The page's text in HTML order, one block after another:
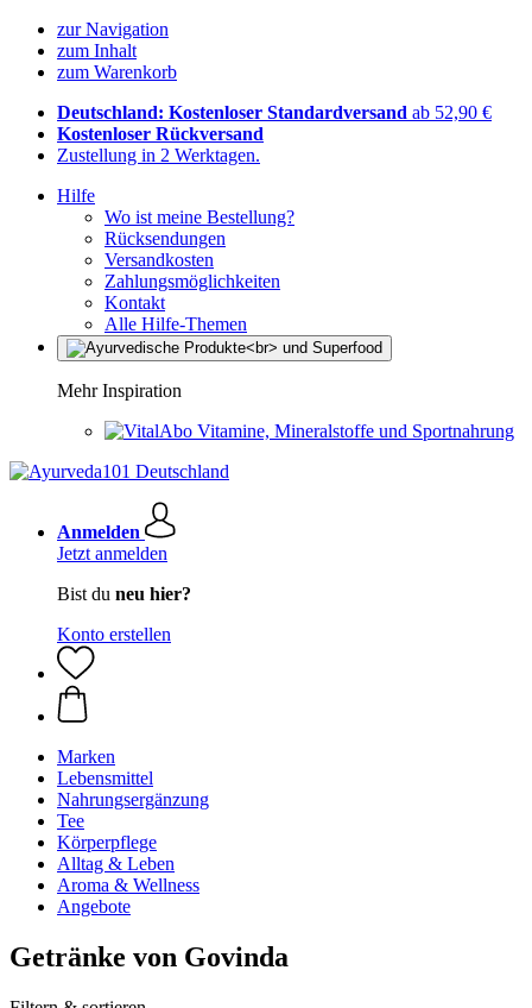
zur Navigation
zum Inhalt
zum Warenkorb
Deutschland: Kostenloser Standardversand ab 52,90 €
Kostenloser Rückversand
Zustellung in 2 Werktagen.
Hilfe
Wo ist meine Bestellung?
Rücksendungen
Versandkosten
Zahlungsmöglichkeiten
Kontakt
Alle Hilfe-Themen
Mehr Inspiration
Vitamine, Mineralstoffe und Sportnahrung
Anmelden
Jetzt anmelden
Bist du neu hier?
Konto erstellen
Marken
Lebensmittel
Nahrungsergänzung
Tee
Körperpflege
Alltag & Leben
Aroma & Wellness
Angebote
Getränke von Govinda